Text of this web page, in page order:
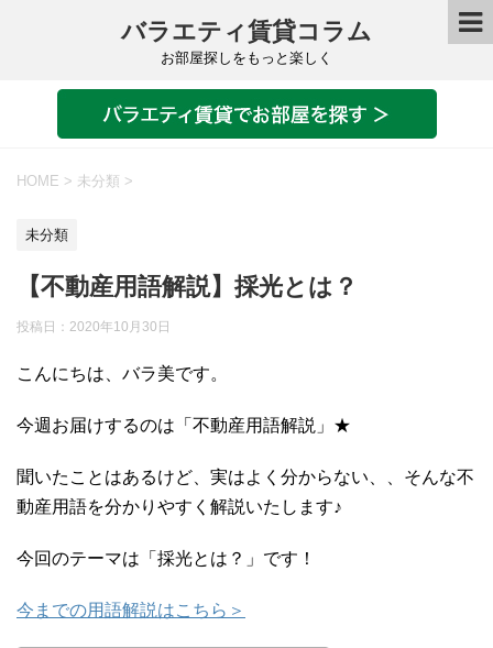
バラエティ賃貸コラム
お部屋探しをもっと楽しく
HOME > 未分類 >
未分類
【不動産用語解説】採光とは？
投稿日： 2020年10月30日
こんにちは、バラ美です。
今週お届けするのは「不動産用語解説」★
聞いたことはあるけど、実はよく分からない、、そんな不
動産用語を分かりやすく解説いたします♪
今回のテーマは「採光とは？」です！
今までの用語解説はこちら＞